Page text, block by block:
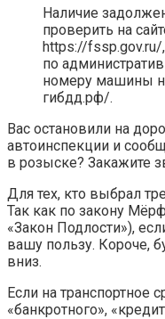
Наличие
проверить на
https://fssp.gov.ru/
по
номеру машины
гибдд.рф/.
Вас остановили на
автоинспекции и
в розыске? Закажите
Для тех, кто выбрал
Так как по закону
«Закон Подлости»),
вашу пользу. Короче,
вниз.
Если на транспортное
«банкротного»,